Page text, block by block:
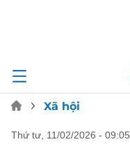
Xã hội
thứ tư, 11/02/2026 - 09:05